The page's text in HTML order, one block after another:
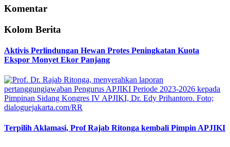
Komentar
Kolom Berita
Aktivis Perlindungan Hewan Protes Peningkatan Kuota
Ekspor Monyet Ekor Panjang
Terpilih Aklamasi, Prof Rajab Ritonga kembali Pimpin APJIKI